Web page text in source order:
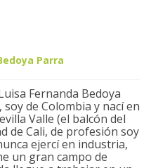
Parra
Fernanda Bedoya
, soy de Colombia y nací en
Valle (el balcón del
de Cali, de profesión soy
ejercí en industria,
un gran campo de